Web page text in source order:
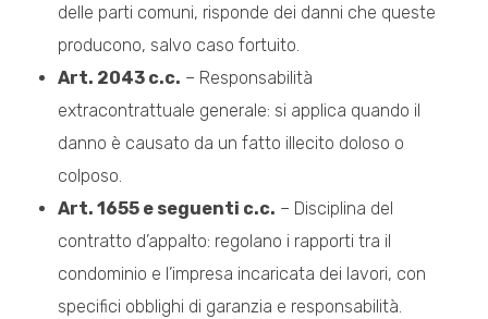
delle parti comuni, risponde dei danni che queste
producono, salvo caso fortuito.
Art. 2043 c.c. – Responsabilità
extracontrattuale generale: si applica quando il
danno è causato da un fatto illecito doloso o
colposo.
Art. 1655 e seguenti c.c. – Disciplina del
contratto d’appalto: regolano i rapporti tra il
condominio e l’impresa incaricata dei lavori, con
specifici obblighi di garanzia e responsabilità.